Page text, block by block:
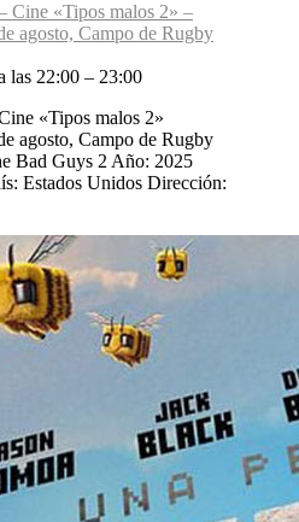
Cine «Tipos malos 2» –
agosto, Campo de Rugby
las 22:00 – 23:00
«Tipos malos 2»
agosto, Campo de Rugby
Bad Guys 2 Año: 2025
Estados Unidos Dirección: